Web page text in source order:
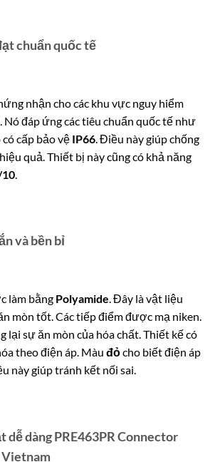
chuẩn quốc tế
nhận cho các khu vực nguy hiểm
. Nó đáp ứng các tiêu chuẩn quốc tế như
có cấp bảo vệ IP66 . Điều này giúp chống
quả. Thiết bị này cũng có khả năng
và bền bỉ
làm bằng Polyamide. Đây là vật liệu
mòn tốt. Các tiếp điểm được mạ niken.
lại sự ăn mòn của hóa chất. Thiết kế có
theo điện áp. Màu đỏcho biết điện áp
này giúp tránh kết nối sai.
dễ dàng PRE463PR Connector
Vietnam